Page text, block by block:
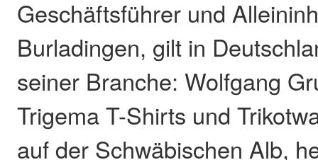
Geschäftsführer und
Burladingen, gilt in
seiner Branche: Wolfgang
Trigema T-Shirts und
auf der Schwäbischen Alb,